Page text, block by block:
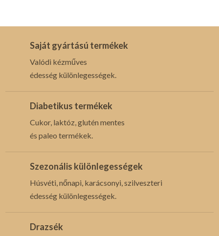
Saját gyártású termékek
Valódi kézműves
édesség különlegességek.
Diabetikus termékek
Cukor, laktóz, glutén mentes
és paleo termékek.
Szezonális különlegességek
Húsvéti, nőnapi, karácsonyi, szilveszteri
édesség különlegességek.
Drazsék